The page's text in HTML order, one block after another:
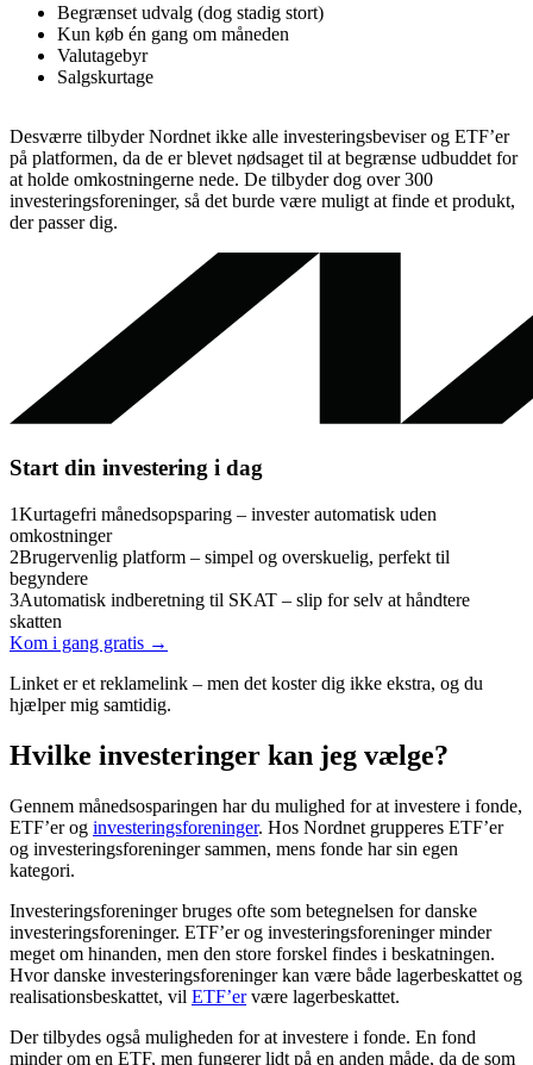
Begrænset udvalg (dog stadig stort)
Kun køb én gang om måneden
Valutagebyr
Salgskurtage
Desværre tilbyder Nordnet ikke alle investeringsbeviser og ETF’er
på platformen, da de er blevet nødsaget til at begrænse udbuddet for
at holde omkostningerne nede. De tilbyder dog over 300
investeringsforeninger, så det burde være muligt at finde et produkt,
der passer dig.
Start din investering i dag
1Kurtagefri månedsopsparing – invester automatisk uden
omkostninger
2Brugervenlig platform – simpel og overskuelig, perfekt til
begyndere
3Automatisk indberetning til SKAT – slip for selv at håndtere
skatten
Kom i gang gratis →
Linket er et reklamelink – men det koster dig ikke ekstra, og du
hjælper mig samtidig.
Hvilke investeringer kan jeg vælge?
Gennem månedsosparingen har du mulighed for at investere i fonde,
ETF’er og investeringsforeninger. Hos Nordnet grupperes ETF’er
og investeringsforeninger sammen, mens fonde har sin egen
kategori.
Investeringsforeninger bruges ofte som betegnelsen for danske
investeringsforeninger. ETF’er og investeringsforeninger minder
meget om hinanden, men den store forskel findes i beskatningen.
Hvor danske investeringsforeninger kan være både lagerbeskattet og
realisationsbeskattet, vil ETF’ervære lagerbeskattet.
Der tilbydes også muligheden for at investere i fonde. En fond
minder om en ETF, men fungerer lidt på en anden måde, da de som